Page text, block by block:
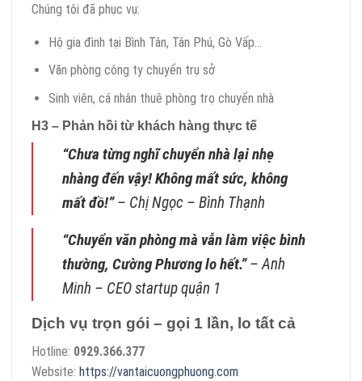
Chúng tôi đã phục vụ:
Hộ gia đình tại Bình Tân, Tân Phú, Gò Vấp…
Văn phòng công ty chuyển trụ sở
Sinh viên, cá nhân thuê phòng trọ chuyển nhà
H3 – Phản hồi từ khách hàng thực tế
“Chưa từng nghĩ chuyển nhà lại nhẹ
nhàng đến vậy! Không mất sức, không
mất đồ!”– Chị Ngọc – Bình Thạnh
“Chuyển văn phòng mà vẫn làm việc bình
thường, Cường Phương lo hết.”–Anh
Minh – CEO startup quận 1
Dịch vụ trọn gói – gọi 1 lần, lo tất cả
Hotline: 0929.366.377
Website: https://vantaicuongphuong.com